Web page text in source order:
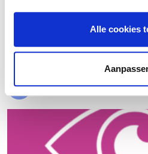
Alle cookies
Laad meer
Evenementen